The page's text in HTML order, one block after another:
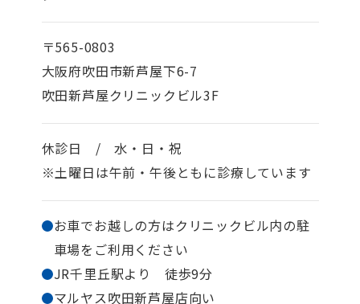
〒565-0803
大阪府吹田市新芦屋下6-7
吹田新芦屋クリニックビル3F
休診日 / 水・日・祝
※土曜日は午前・午後ともに診療しています
お車でお越しの方はクリニックビル内の駐
車場を ご利用ください
JR千里丘駅より 徒歩9分
マルヤス吹田新芦屋店向い